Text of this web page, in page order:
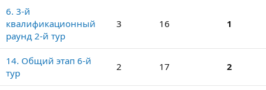
6. 3-й
квалификационный
раунд 2-й тур
3 16 1
14. Общий этап 6-й
тур
2 17 2